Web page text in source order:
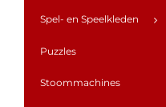
Spel- en Speelkleden
Puzzles
Stoommachines